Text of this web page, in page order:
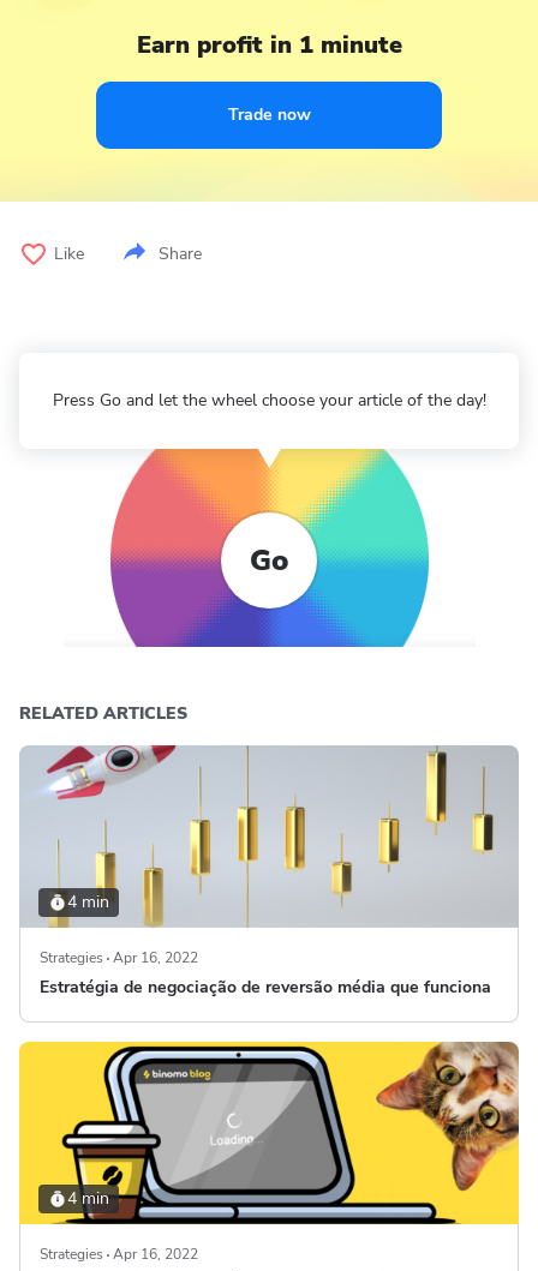
Earn profit in 1 minute
Trade now
Like Share
Go
Press Go and let the wheel choose your article of the day!
RELATED ARTICLES
4 min
Strategies Apr 16, 2022
Estratégia de negociação de reversão média que funciona
4 min
Strategies Apr 16, 2022